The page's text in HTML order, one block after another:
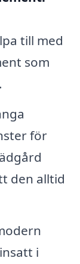
till med
som
för
den alltid
i